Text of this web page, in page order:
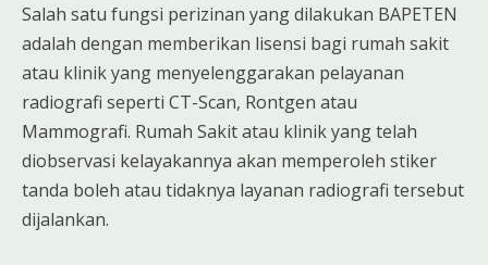
Salah satu fungsi perizinan yang dilakukan BAPETEN
adalah dengan memberikan lisensi bagi rumah sakit
atau klinik yang menyelenggarakan pelayanan
radiografi seperti CT-Scan, Rontgen atau
Mammografi. Rumah Sakit atau klinik yang telah
diobservasi kelayakannya akan memperoleh stiker
tanda boleh atau tidaknya layanan radiografi tersebut
dijalankan.